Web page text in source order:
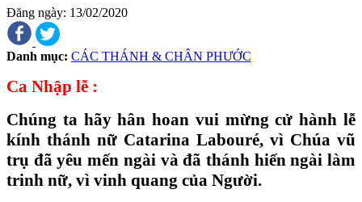
Đăng ngày: 13/02/2020
Danh mục: CÁC THÁNH & CHÂN PHƯỚC
Ca Nhập lễ :
Chúng ta hãy hân hoan vui mừng cử hành lễ
kính thánh nữ Catarina Labouré, vì Chúa vũ
trụ đã yêu mến ngài và đã thánh hiến ngài làm
trinh nữ, vì vinh quang của Người.